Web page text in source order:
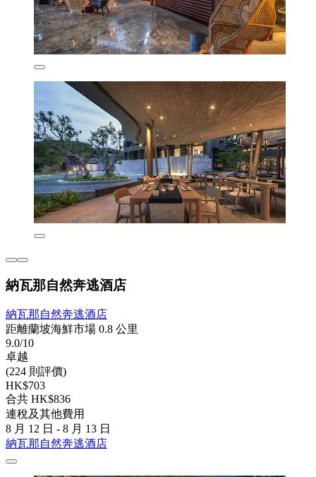
納瓦那自然奔逃酒店
納瓦那自然奔逃酒店
距離蘭坡海鮮市場 0.8 公里
9.0/10
卓越
(224 則評價)
HK$703
合共 HK$836
連稅及其他費用
8 月 12 日 - 8 月 13 日
納瓦那自然奔逃酒店